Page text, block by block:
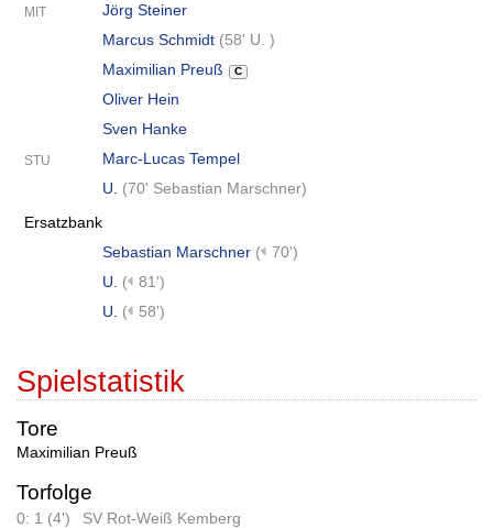
MIT
Jörg Steiner
Marcus Schmidt (58' U. )
Maximilian Preuß
C
Oliver Hein
Sven Hanke
STU
Marc-Lucas Tempel
U. (70' Sebastian Marschner)
Ersatzbank
Sebastian Marschner (
70')
U. (
81')
U. ( 58')
Spielstatistik
Tore
Maximilian Preuß
Torfolge
0: 1 (4')
SV Rot-Weiß Kemberg